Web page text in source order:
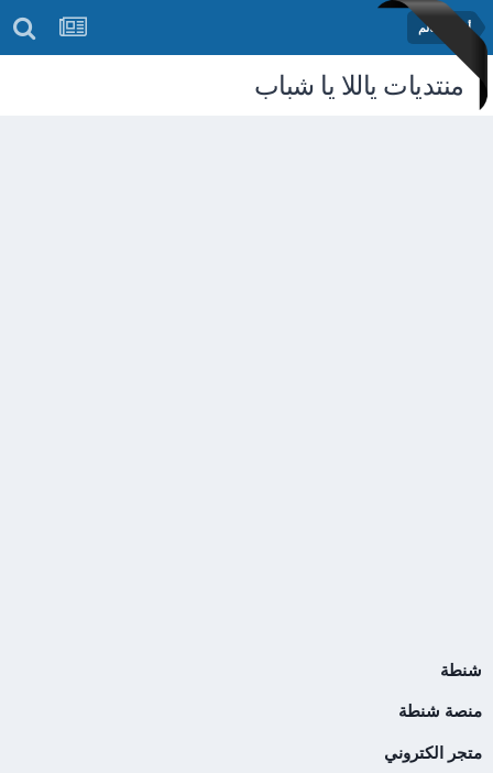
أخبار العالم
منتديات ياللا يا شباب
شنطة
منصة شنطة
متجر الكتروني